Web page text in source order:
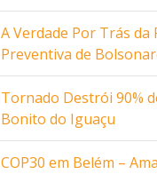
A Verdade Por Trás da
Preventiva de
Tornado Destrói 90%
Bonito do Iguaçu
COP30 em Belém –